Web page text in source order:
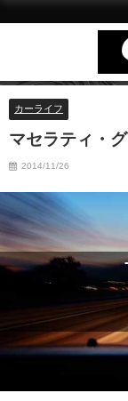
カーライフ
マセラティ・
2014/11/26